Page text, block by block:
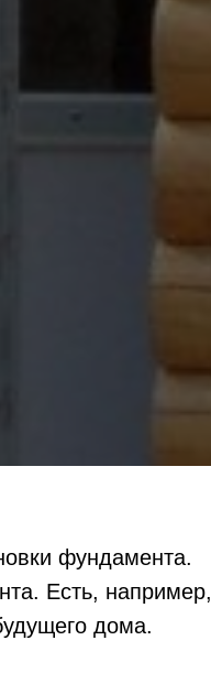
фундамента.
Есть, например,
дома.